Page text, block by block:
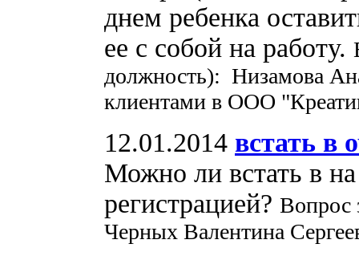
днем ребенка
ее с собой на работу.
должность): Низамова
клиентами в ООО
12.01.2014 встать в
Можно ли встать в
регистрацией? Вопрос
Черных Валентина